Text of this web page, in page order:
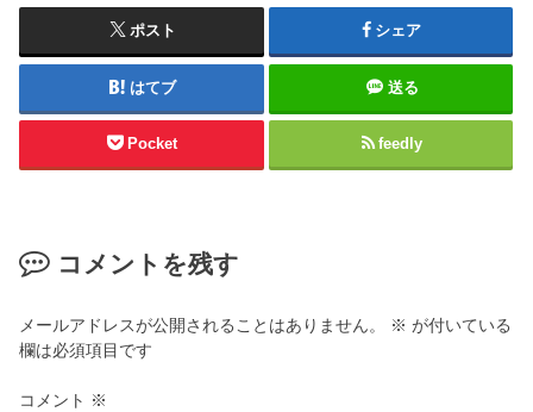
ポスト シェア
はてブ 送る
Pocket feedly
コメントを残す
メールアドレスが公開されることはありません。 ※ が付いている
欄は必須項目です
コメント ※